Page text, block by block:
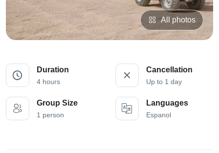
All photos
Duration
4 hours
Cancellation
Up to 1 day
Group Size
1 person
Languages
Espanol